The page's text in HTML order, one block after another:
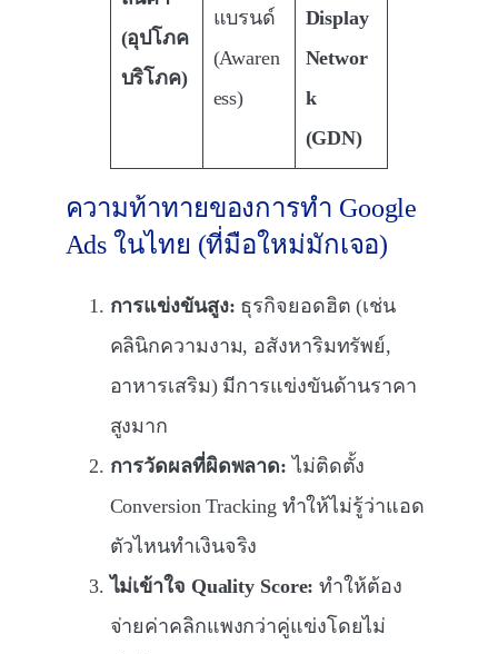
(อุปโภค
บริโภค)
แบรนด์
(Awaren
ess)
Display
Networ
k
(GDN)
ความท้าทายของการทำ Google
Ads ในไทย (ที่มือใหม่มักเจอ)
การแข่งขันสูง: ธุรกิจยอดฮิต (เช่น
คลินิกความงาม, อสังหาริมทรัพย์,
อาหารเสริม) มีการแข่งขันด้านราคา
สูงมาก
การวัดผลที่ผิดพลาด: ไม่ติดตั้ง
Conversion Tracking ทำให้ไม่รู้ว่าแอด
ตัวไหนทำเงินจริง
ไม่เข้าใจ Quality Score: ทำให้ต้อง
จ่ายค่าคลิกแพงกว่าคู่แข่งโดยไม่